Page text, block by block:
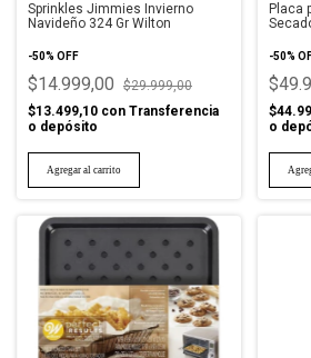
Sprinkles Jimmies Invierno
Navideño 324 Gr Wilton
-50% OFF
$14.999,00
$29.999,00
$13.499,10 con Transferencia
o depósito
Placa
-50%
o